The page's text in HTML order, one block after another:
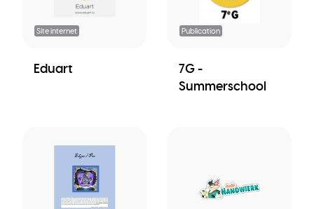
Site internet
Eduart
Publication
7G -
Summerschool